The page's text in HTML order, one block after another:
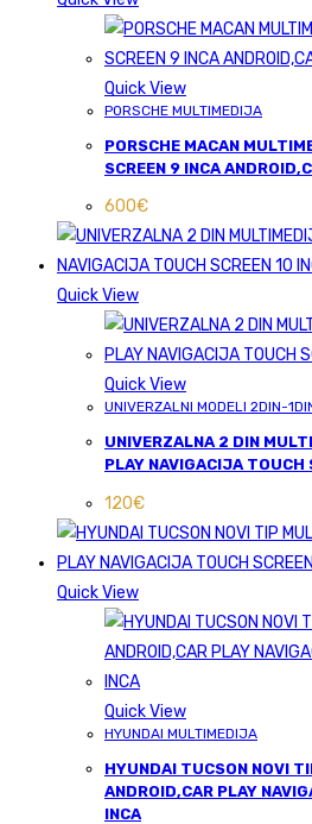
Quick View
PORSCHE MULTIMEDIJA
PORSCHE MACAN
SCREEN 9 INCA
600€
Quick View
Quick View
UNIVERZALNI MODELI 2DIN-
UNIVERZALNA 2 DIN
PLAY NAVIGACIJA TOUCH
120€
Quick View
Quick View
HYUNDAI MULTIMEDIJA
HYUNDAI TUCSON NOVI
ANDROID,CAR PLAY
INCA